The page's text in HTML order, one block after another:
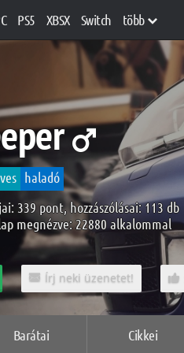
PS5 XBSX Switch több
Barátai Cikkei
haladó
339 pont, hozzászólásai: 113 db
megnézve: 22880 alkalommal
Írj neki üzenetet!